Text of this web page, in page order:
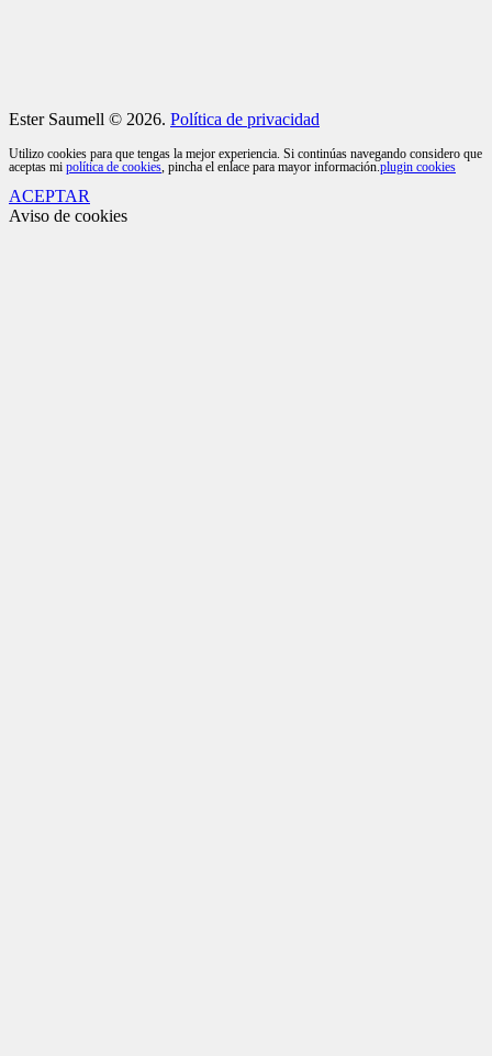
Ester Saumell © 2026. Política de privacidad
Utilizo cookies para que tengas la mejor experiencia. Si continúas navegando considero que
aceptas mi política de cookies, pincha el enlace para mayor información.plugin cookies
ACEPTAR
Aviso de cookies